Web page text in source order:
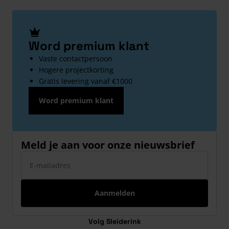
Word premium klant
Vaste contactpersoon
Hogere projectkorting
Gratis levering vanaf €1000
Word premium klant
Meld je aan voor onze nieuwsbrief
Aanmelden
Volg Sleiderink